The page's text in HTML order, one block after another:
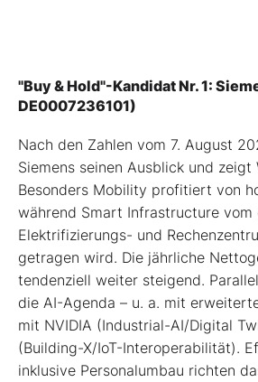
"Buy & Hold"-Kandidat Nr. 1:
DE0007236101)
Nach den Zahlen vom 7. August
Siemens seinen Ausblick und
Besonders Mobility profitiert von
während Smart Infrastructure vom
Elektrifizierungs- und
getragen wird. Die jährliche
tendenziell weiter steigend.
die AI-Agenda – u. a. mit
mit NVIDIA (Industrial-AI/Digital
(Building-X/IoT-Interoperabilität).
inklusive Personalumbau richten